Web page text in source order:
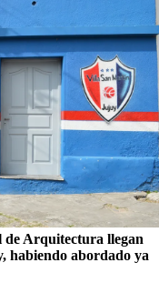
de Arquitectura llegan
habiendo abordado ya